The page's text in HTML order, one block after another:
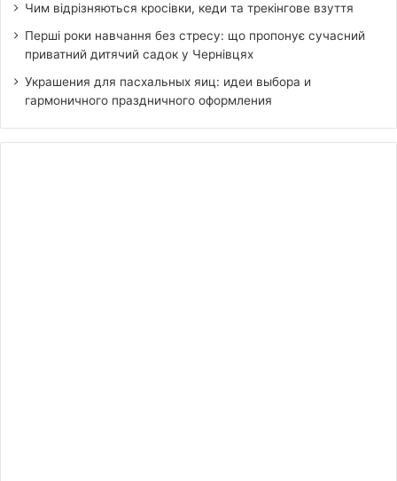
Чим відрізняються кросівки, кеди та трекінгове взуття
Перші роки навчання без стресу: що пропонує сучасний
приватний дитячий садок у Чернівцях
Украшения для пасхальных яиц: идеи выбора и
гармоничного праздничного оформления